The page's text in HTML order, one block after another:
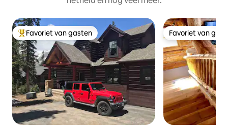
Topfavoriet van gasten
Favoriet van gasten Favoriet van
Favoriet van